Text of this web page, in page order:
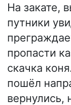
На закате,
путники
пропасти
скачка
пошёл
вернулись,